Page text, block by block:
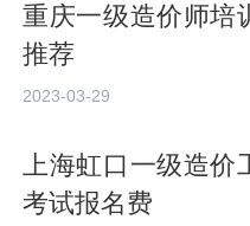
重庆一级造价师培
推荐
2023-03-29
上海虹口一级造价
考试报名费